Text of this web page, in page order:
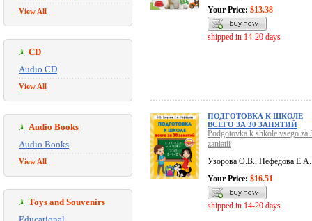
View All
CD
Audio CD
View All
Audio Books
Audio Books
View All
Toys and Souvenirs
Your Price: $13.38
shipped in 14-20 days
ПОДГОТОВКА К ШКОЛЕ
ВСЕГО ЗА 30 ЗАНЯТИЙ
Podgotovka k shkole vsego za
zaniatii
Узорова О.В., Нефедова Е.А.
Your Price: $16.51
shipped in 14-20 days